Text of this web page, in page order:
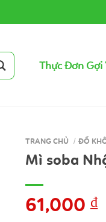
Thực Đơn Gợi
TRANG CHỦ / ĐỒ
Mì soba
61,000 ₫